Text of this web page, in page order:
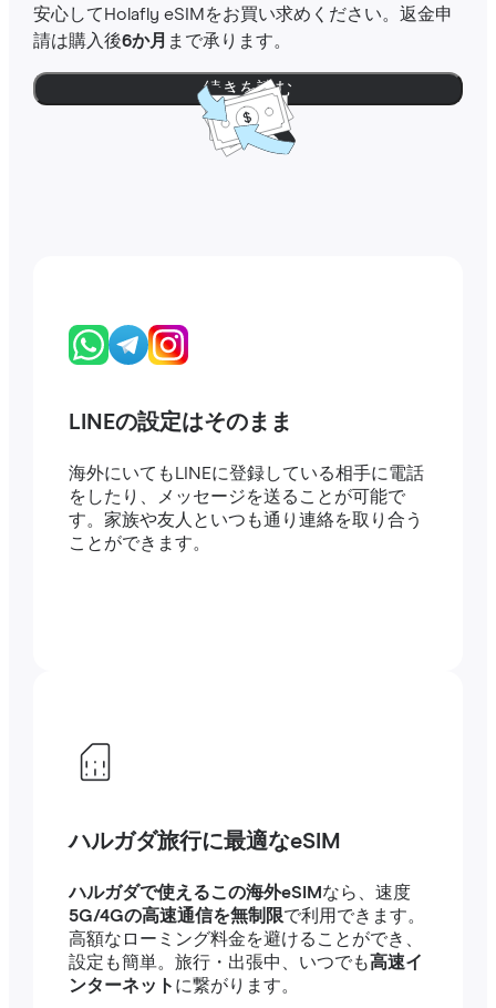
安心してHolafly eSIMをお買い求めください。返金申
請は購入後6か月 まで承ります。
続きを読む
LINEの設定はそのまま
海外にいてもLINEに登録している相手に電話
をしたり、メッセージを送ることが可能で
す。家族や友人といつも通り連絡を取り合う
ことができます。
ハルガダ旅行に最適なeSIM
ハルガダで使えるこの海外eSIM なら、速度
5G/4Gの高速通信を無制限で利用できます。
高額なローミング料金を避けることができ、
設定も簡単。旅行・出張中、いつでも高速イ
ンターネット に繋がります。